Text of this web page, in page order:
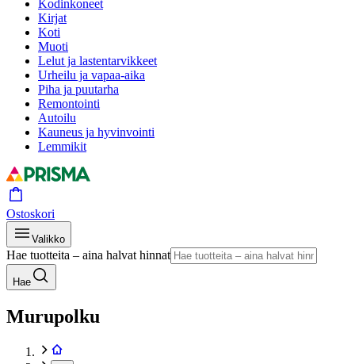
Kodinkoneet
Kirjat
Koti
Muoti
Lelut ja lastentarvikkeet
Urheilu ja vapaa-aika
Piha ja puutarha
Remontointi
Autoilu
Kauneus ja hyvinvointi
Lemmikit
Ostoskori
Valikko
Hae tuotteita – aina halvat hinnat
Hae
Murupolku